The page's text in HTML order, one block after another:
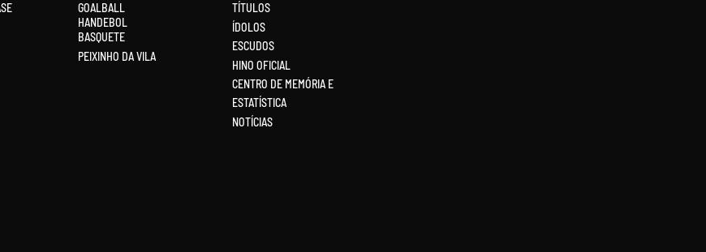
GOALBALL
HANDEBOL
BASQUETE
PEIXINHO DA VILA
TÍTULOS
ÍDOLOS
ESCUDOS
HINO OFICIAL
CENTRO DE MEMÓRIA E
ESTATÍSTICA
NOTÍCIAS